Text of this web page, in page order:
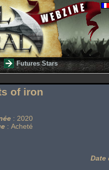
Futures Stars
of iron
: 2020
: Acheté
Date